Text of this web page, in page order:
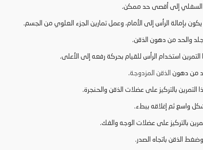
السفلي إلى أقصى حد ممكن.
والحد من دهون الذقن.
من دهون الذقن المزدوجة.
واسع ثم إغلاقه ببطء.
الذقن باتجاه الصدر.